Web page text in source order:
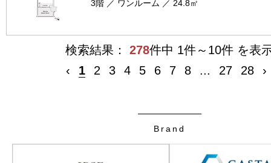
3階 ／ ワンルーム ／ 24.8㎡
検索結果： 278件中 1件～10件 を表
‹
1 2 3 4 5 6 7 8 ... 27 28 ›
Brand